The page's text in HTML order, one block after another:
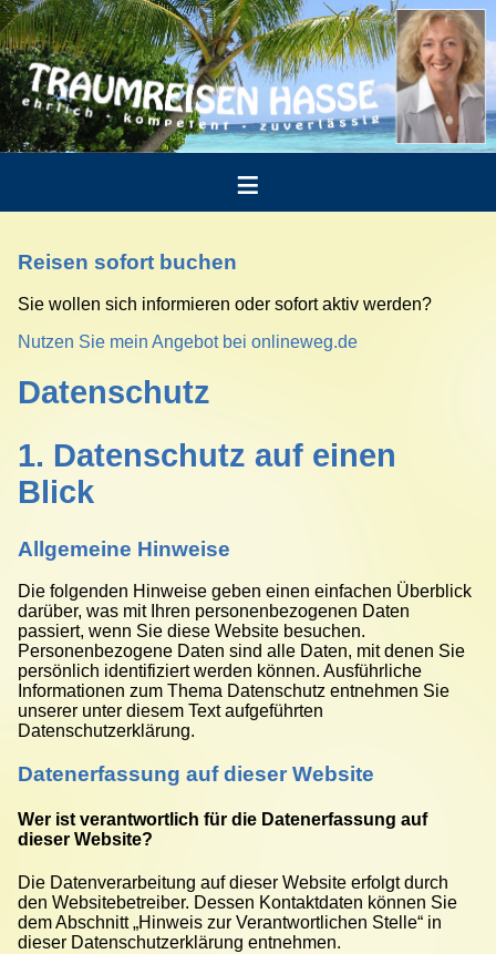
Reisen sofort buchen
Sie wollen sich informieren oder sofort aktiv werden?
Nutzen Sie mein Angebot bei onlineweg.de
Datenschutz
1. Datenschutz auf einen
Blick
Allgemeine Hinweise
Die folgenden Hinweise geben einen einfachen Überblick
darüber, was mit Ihren personenbezogenen Daten
passiert, wenn Sie diese Website besuchen.
Personenbezogene Daten sind alle Daten, mit denen Sie
persönlich identifiziert werden können. Ausführliche
Informationen zum Thema Datenschutz entnehmen Sie
unserer unter diesem Text aufgeführten
Datenschutzerklärung.
Datenerfassung auf dieser Website
Wer ist verantwortlich für die Datenerfassung auf
dieser Website?
Die Datenverarbeitung auf dieser Website erfolgt durch
den Websitebetreiber. Dessen Kontaktdaten können Sie
dem Abschnitt „Hinweis zur Verantwortlichen Stelle“ in
dieser Datenschutzerklärung entnehmen.